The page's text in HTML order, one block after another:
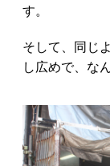
す。
そして、同じ
し広めで、な